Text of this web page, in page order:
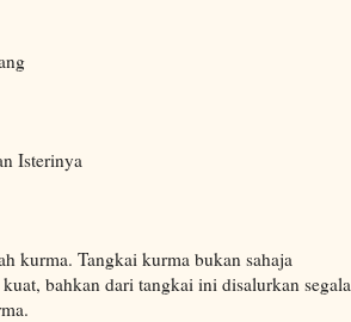
Isterinya
kurma. Tangkai kurma bukan sahaja
bahkan dari tangkai ini disalurkan segala